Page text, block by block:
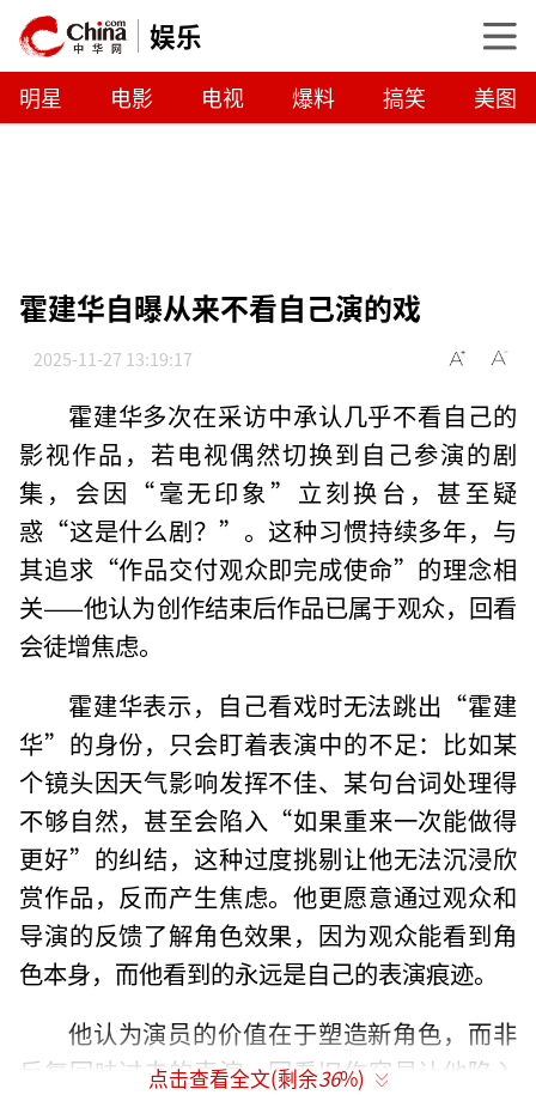
娱乐
明星 电影 电视 爆料 搞笑 美图
霍建华自曝从来不看自己演的戏
2025-11-27 13:19:17
霍建华多次在采访中承认几乎不看自己的
影视作品，若电视偶然切换到自己参演的剧
集，会因“毫无印象”立刻换台，甚至疑
惑“这是什么剧？”。这种习惯持续多年，与
其追求“作品交付观众即完成使命”的理念相
关——他认为创作结束后作品已属于观众，回看
会徒增焦虑。
霍建华表示，自己看戏时无法跳出“霍建
华”的身份，只会盯着表演中的不足：比如某
个镜头因天气影响发挥不佳、某句台词处理得
不够自然，甚至会陷入“如果重来一次能做得
更好”的纠结，这种过度挑剔让他无法沉浸欣
赏作品，反而产生焦虑。他更愿意通过观众和
导演的反馈了解角色效果，因为观众能看到角
色本身，而他看到的永远是自己的表演痕迹。
他认为演员的价值在于塑造新角色，而非
反复回味过去的表演。回看旧作容易让他陷入
点击查看全文(剩余36%)